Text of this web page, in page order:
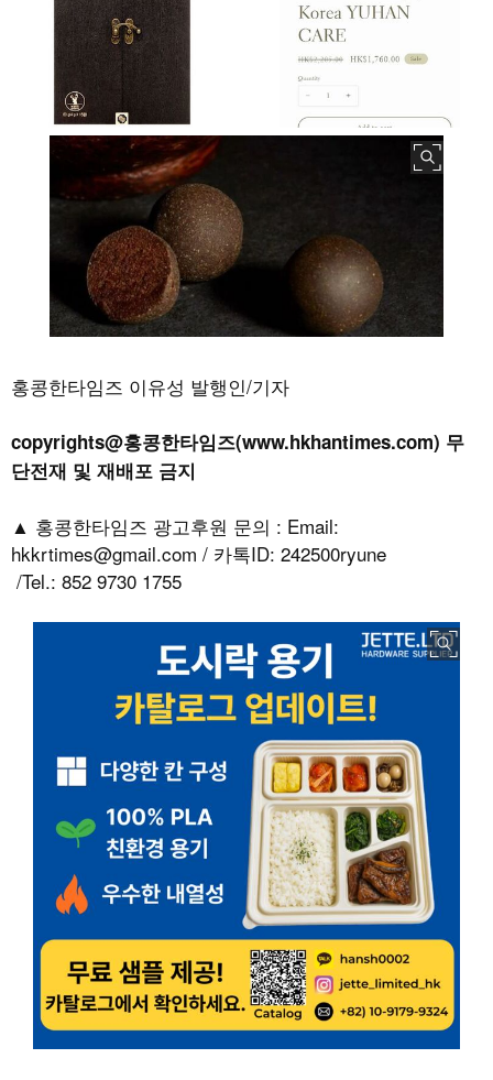
홍콩한타임즈 이유성 발행인/기자
copyrights@홍콩한타임즈(www.hkhantimes.com) 무
단전재 및 재배포 금지
▲ 홍콩한타임즈 광고후원 문의 : Email:
hkkrtimes@gmail.com / 카톡ID: 242500ryune
/Tel.: 852 9730 1755